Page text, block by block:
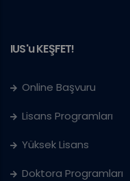
IUS'u KEŞFET!
Online Başvuru
Lisans Programları
Yüksek Lisans
Doktora Programları